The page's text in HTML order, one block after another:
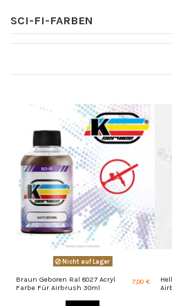
SCI-FI-FARBEN
Nicht auf Lager
Braun Geboren Ral 8027 Acryl
Farbe Für Airbrush 30ml
7,00 €